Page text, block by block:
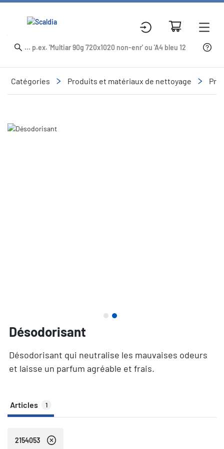
Catégories Produits et matériaux de nettoyage
Slide 2 of 2
Désodorisant
Désodorisant qui neutralise les mauvaises odeurs
et laisse un parfum agréable et frais.
Articles 1
2154053